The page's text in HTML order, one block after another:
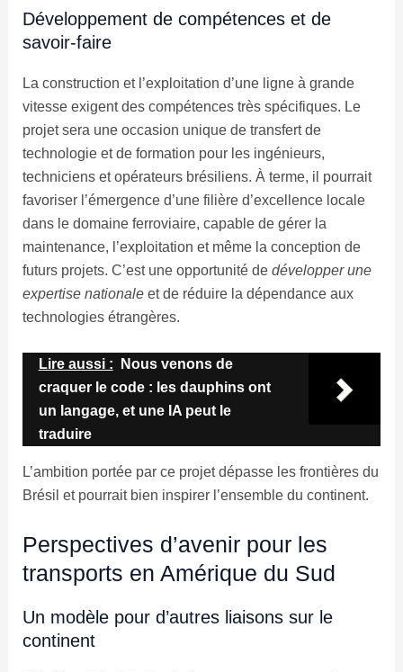
Développement de compétences et de
savoir-faire
La construction et l’exploitation d’une ligne à grande
vitesse exigent des compétences très spécifiques. Le
projet sera une occasion unique de transfert de
technologie et de formation pour les ingénieurs,
techniciens et opérateurs brésiliens. À terme, il pourrait
favoriser l’émergence d’une filière d’excellence locale
dans le domaine ferroviaire, capable de gérer la
maintenance, l’exploitation et même la conception de
futurs projets. C’est une opportunité de développer une
expertise nationaleet de réduire la dépendance aux
technologies étrangères.
Lire aussi :
Nous venons de
craquer le code : les dauphins ont
un langage, et une IA peut le
traduire
L’ambition portée par ce projet dépasse les frontières du
Brésil et pourrait bien inspirer l’ensemble du continent.
Perspectives d’avenir pour les
transports en Amérique du Sud
Un modèle pour d’autres liaisons sur le
continent